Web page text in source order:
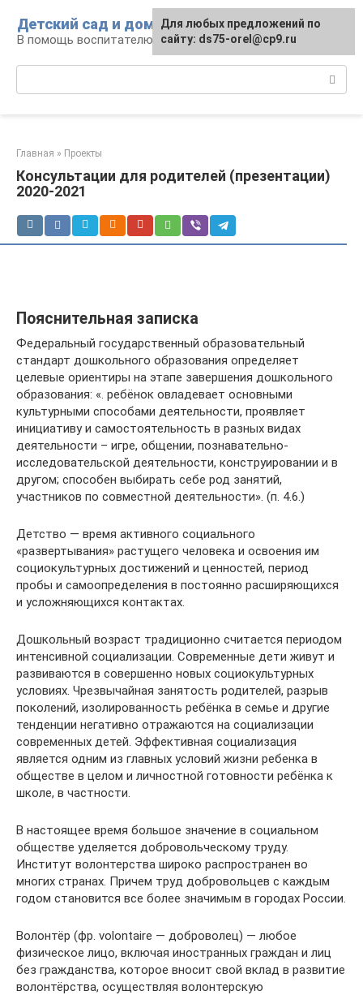
контенту
Детский сад и дом
В помощь воспитателю и родителям
Главная » Проекты
Консультации для родителей (презентации)
2020-2021
Пояснительная записка
Федеральный государственный образовательный
стандарт дошкольного образования определяет
целевые ориентиры на этапе завершения дошкольного
образования: «. ребёнок овладевает основными
культурными способами деятельности, проявляет
инициативу и самостоятельность в разных видах
деятельности – игре, общении, познавательно-
исследовательской деятельности, конструировании и в
другом; способен выбирать себе род занятий,
участников по совместной деятельности». (п. 4.6.)
Детство — время активного социального
«развертывания» растущего человека и освоения им
социокультурных достижений и ценностей, период
пробы и самоопределения в постоянно расширяющихся
и усложняющихся контактах.
Дошкольный возраст традиционно считается периодом
интенсивной социализации. Современные дети живут и
развиваются в совершенно новых социокультурных
условиях. Чрезвычайная занятость родителей, разрыв
поколений, изолированность ребёнка в семье и другие
тенденции негативно отражаются на социализации
современных детей. Эффективная социализация
является одним из главных условий жизни ребенка в
обществе в целом и личностной готовности ребёнка к
школе, в частности.
В настоящее время большое значение в социальном
обществе уделяется добровольческому труду.
Институт волонтерства широко распространен во
многих странах. Причем труд добровольцев с каждым
годом становится все более значимым в городах России.
Волонтёр (фр. volontaire — доброволец) — любое
физическое лицо, включая иностранных граждан и лиц
без гражданства, которое вносит свой вклад в развитие
волонтёрства, осуществляя волонтерскую
Для любых предложений по
сайту: ds75-orel@cp9.ru